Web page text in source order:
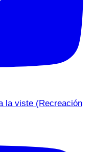
la viste (Recreación